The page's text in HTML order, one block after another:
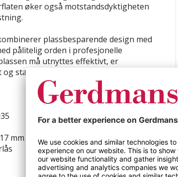
øker også motstandsdyktigheten
plassbesparende design med
pålitelig orden i profesjonelle
må utnyttes effektivt, er
stabil løsning.
mm